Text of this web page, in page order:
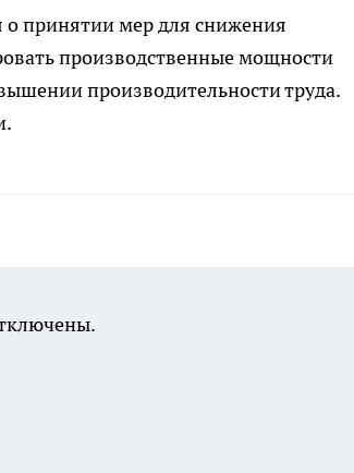
о принятии мер для снижения
производственные мощности
производительности труда.